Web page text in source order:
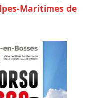
Maritimes de